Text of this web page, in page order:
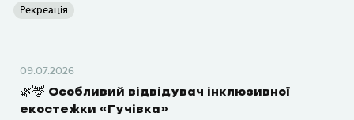
Рекреація
09.07.2026
🌿🦌 Особливий відвідувач інклюзивної
екостежки «Гучівка»